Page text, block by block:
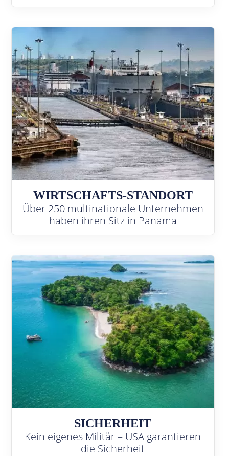
WIRTSCHAFTS-STANDORT
Über 250 multinationale Unternehmen
haben ihren Sitz in Panama
SICHERHEIT
Kein eigenes Militär – USA garantieren
die Sicherheit